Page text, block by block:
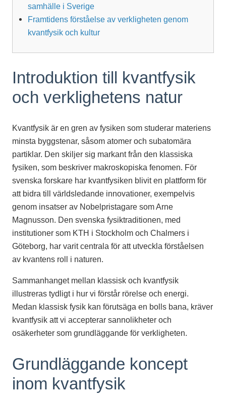
samhälle i Sverige
Framtidens förståelse av verkligheten genom
kvantfysik och kultur
Introduktion till kvantfysik
och verklighetens natur
Kvantfysik är en gren av fysiken som studerar materiens
minsta byggstenar, såsom atomer och subatomära
partiklar. Den skiljer sig markant från den klassiska
fysiken, som beskriver makroskopiska fenomen. För
svenska forskare har kvantfysiken blivit en plattform för
att bidra till världsledande innovationer, exempelvis
genom insatser av Nobelpristagare som Arne
Magnusson. Den svenska fysiktraditionen, med
institutioner som KTH i Stockholm och Chalmers i
Göteborg, har varit centrala för att utveckla förståelsen
av kvantens roll i naturen.
Sammanhanget mellan klassisk och kvantfysik
illustreras tydligt i hur vi förstår rörelse och energi.
Medan klassisk fysik kan förutsäga en bolls bana, kräver
kvantfysik att vi accepterar sannolikheter och
osäkerheter som grundläggande för verkligheten.
Grundläggande koncept
inom kvantfysik